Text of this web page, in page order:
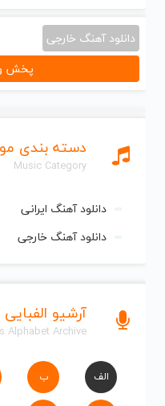
دسته بندی
Music Category
دانلود آهنگ ایرانی
دانلود آهنگ خارجی
آرشیو
Alphabet Archive
الف ب
دانلود آهنگ خارجی
پخش و